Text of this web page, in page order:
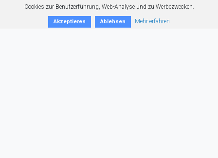
Cookies zur Benutzerführung, Web-Analyse und zu Werbezwecken.
Akzeptieren Ablehnen Mehr erfahren